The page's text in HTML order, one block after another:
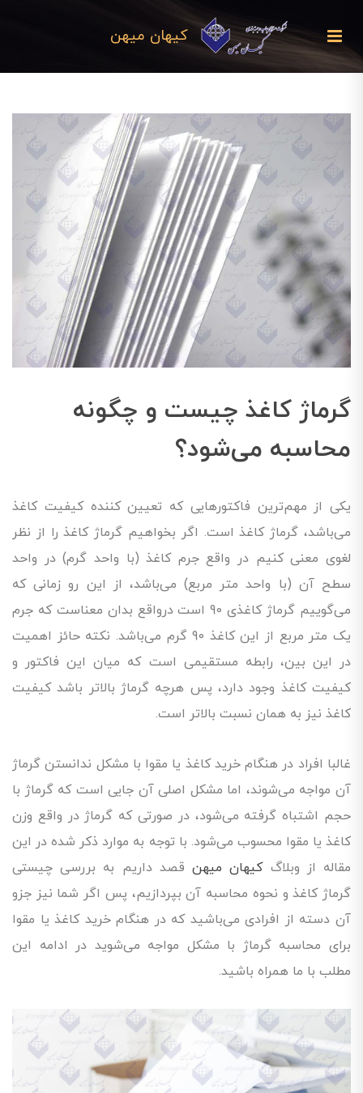
کیهان میهن
گرماژ کاغذ چیست و چگونه
محاسبه می‌شود؟
یکی از مهم‌ترین فاکتورهایی که تعیین کننده کیفیت کاغذ
می‌باشد، گرماژ کاغذ است. اگر بخواهیم گرماژ کاغذ را از نظر
لغوی معنی کنیم در واقع جرم کاغذ (با واحد گرم) در واحد
سطح آن (با واحد متر مربع) می‌باشد، از این رو زمانی که
می‌گوییم گرماژ کاغذی 90 است درواقع بدان معناست که جرم
یک متر مربع از این کاغذ 90 گرم می‌باشد. نکته حائز اهمیت
در این بین، رابطه مستقیمی است که میان این فاکتور و
کیفیت کاغذ وجود دارد، پس هرچه گرماژ بالاتر باشد کیفیت
کاغذ نیز به همان نسبت بالاتر است.
غالبا افراد در هنگام خرید کاغذ یا مقوا با مشکل ندانستن گرماژ
آن مواجه می‌شوند، اما مشکل اصلی آن جایی است که گرماژ با
حجم اشتباه گرفته می‌شود، در صورتی که گرماژ در واقع وزن
کاغذ یا مقوا محسوب می‌شود. با توجه به موارد ذکر شده در این
مقاله از وبلاگکیهان میهنقصد داریم به بررسی چیستی
گرماژ کاغذ و نحوه محاسبه آن بپردازیم، پس اگر شما نیز جزو
آن دسته از افرادی می‌باشید که در هنگام خرید کاغذ یا مقوا
برای محاسبه گرماژ با مشکل مواجه می‌شوید در ادامه این
مطلب با ما همراه باشید.